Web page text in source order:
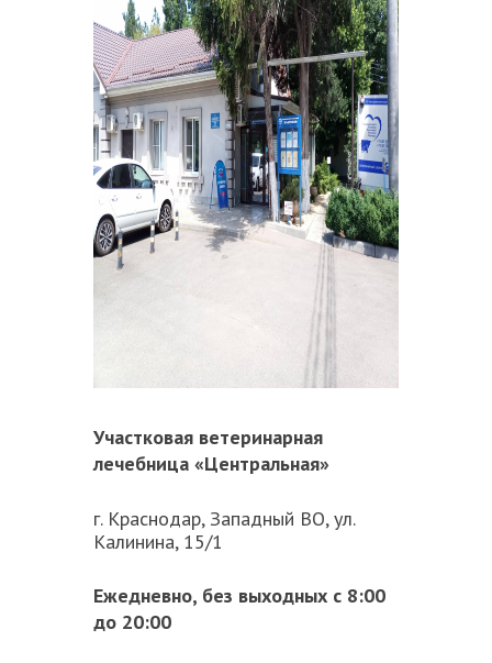
Участковая ветеринарная
лечебница «Центральная»
г. Краснодар, Западный ВО, ул.
Калинина, 15/1
Ежедневно, без выходных с 8:00
до 20:00